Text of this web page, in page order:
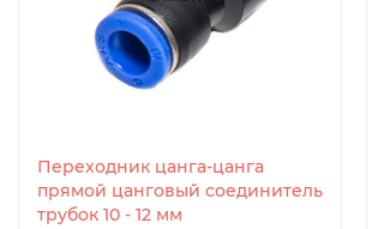
Переходник цанга-цанга
прямой цанговый соединитель
трубок 10 - 12 мм